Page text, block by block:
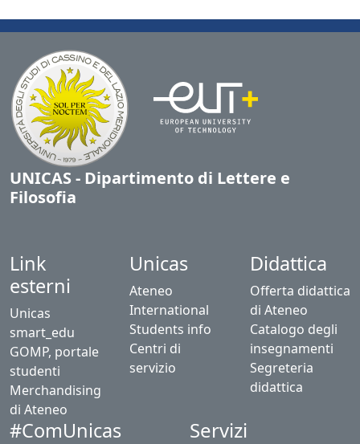
UNICAS - Dipartimento di Lettere e
Filosofia
Link
esterni
Unicas
smart_edu
GOMP, portale
studenti
Merchandising
di Ateneo
Unicas
Ateneo
International
Students info
Centri di
servizio
Didattica
Offerta didattica
di Ateneo
Catalogo degli
insegnamenti
Segreteria
didattica
#ComUnicas Servizi